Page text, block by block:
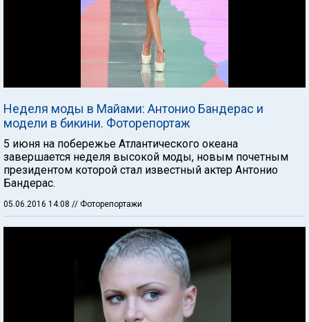
Неделя моды в Майами: Антонио Бандерас и
модели в бикини. Фоторепортаж
5 июня на побережье Атлантического океана
завершается неделя высокой моды, новым почетным
президентом которой стал известный актер Антонио
Бандерас.
05.06.2016 14:08 // Фоторепортажи